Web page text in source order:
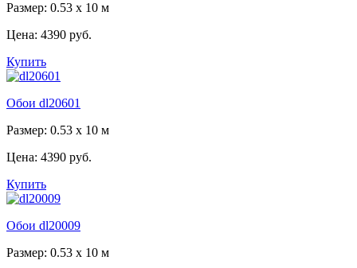
Размер: 0.53 x 10 м
Цена: 4390 руб.
Купить
Обои dl20601
Размер: 0.53 x 10 м
Цена: 4390 руб.
Купить
Обои dl20009
Размер: 0.53 x 10 м